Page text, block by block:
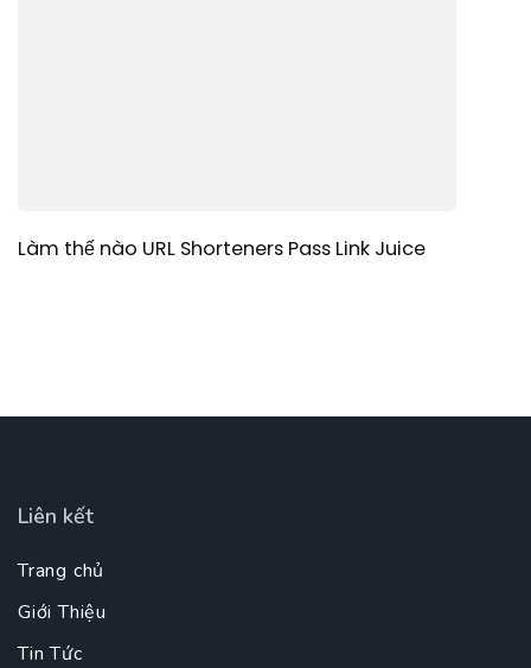
Làm thế nào URL Shorteners Pass Link Juice
Liên kết
Trang chủ
Giới Thiệu
Tin Tức